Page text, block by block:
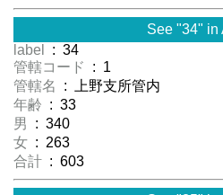
See "34" in
label
: 34
管轄コード
: 1
管轄名
: 上野支所管内
年齢 : 33
男
: 340
女 : 263
合計 : 603